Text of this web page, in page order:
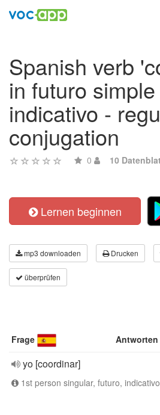
Spanish verb
in futuro
indicativo -
conjugation
0 10
Lernen beginnen
mp3 downloaden Drucken
überprüfen
Frage Antworten
yo [coordinar]
1st person singular, futuro, indicativo